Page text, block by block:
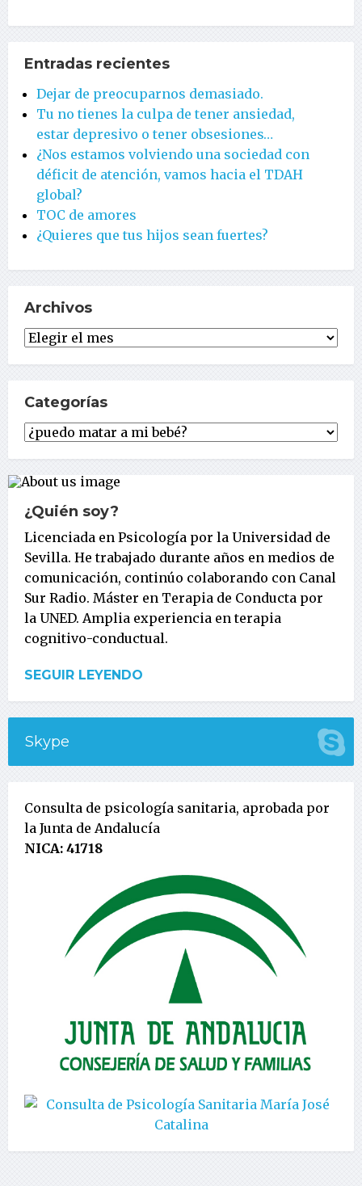
Entradas recientes
Dejar de preocuparnos demasiado.
Tu no tienes la culpa de tener ansiedad,
estar depresivo o tener obsesiones…
¿Nos estamos volviendo una sociedad con
déficit de atención, vamos hacia el TDAH
global?
TOC de amores
¿Quieres que tus hijos sean fuertes?
Archivos
Archivos
Categorías
Categorías
¿Quién soy?
Licenciada en Psicología por la Universidad de
Sevilla. He trabajado durante años en medios de
comunicación, continúo colaborando con Canal
Sur Radio. Máster en Terapia de Conducta por
la UNED. Amplia experiencia en terapia
cognitivo-conductual.
SEGUIR LEYENDO
Skype
Consulta de psicología sanitaria, aprobada por
la Junta de Andalucía
NICA: 41718